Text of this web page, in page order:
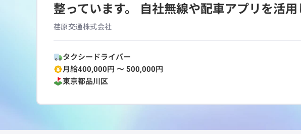
整っています。 自社無線や配車アプリを活
荏原交通株式会社
タクシードライバー
月給400,000円 〜 500,000円
東京都品川区